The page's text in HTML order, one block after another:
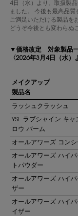
4日（水）より、取扱製
ました。 今後も最高品
ご満足いただける製品を
どうぞ今後とも変わらぬ
▼価格改定 対象製品
〈2026年3月4日（水）
メイクアップ
製品名
ラッシュクラッシュ
YSL ラブシャイン キャ
ロウ バーム
オールアワーズ コンシ
オールアワーズ ハイパ
トパウダー
オールアワーズ ハイ
ザー
オールアワーズ ハイ
イザー